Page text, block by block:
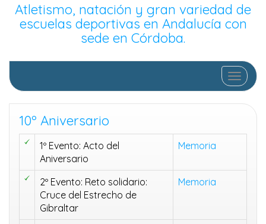
Atletismo, natación y gran variedad de
escuelas deportivas en Andalucía con
sede en Córdoba.
10º Aniversario
1º Evento: Acto del
Aniversario
Memoria
2º Evento: Reto solidario:
Cruce del Estrecho de
Gibraltar
Memoria